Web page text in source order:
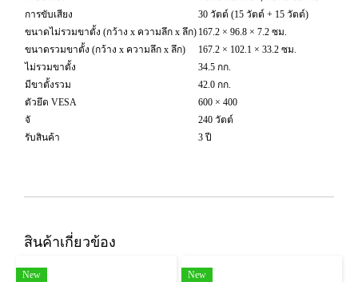
การขับเสียง
30 วัตต์ (15 วัตต์ + 15 วัตต์)
ขนาดไม่รวมขาตั้ง (กว้าง x ความลึก x ลึก) 167.2 × 96.8 × 7.2 ซม.
ขนาดรวมขาตั้ง (กว้าง x ความลึก x ลึก)
167.2 × 102.1 × 33.2 ซม.
ไม่รวมขาตั้ง
34.5 กก.
มีขาตั้งรวม
42.0 กก.
ตัวยึด VESA
600 × 400
จั
240 วัตต์
รับสินค้า
3 ปี
สินค้าเกี่ยวข้อง
New New